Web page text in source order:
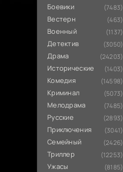
Боевики (7483)
Вестерн (463)
Военный (1137)
Детектив (3050)
Драма (24203)
Исторические (1403)
Комедия (14598)
Криминал (5073)
Мелодрама (7485)
Русские (2893)
Приключения (3041)
Семейный (2426)
Триллер (12253)
Ужасы (8185)